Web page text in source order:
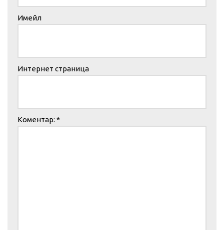
Имейл
Интернет страница
Коментар: *